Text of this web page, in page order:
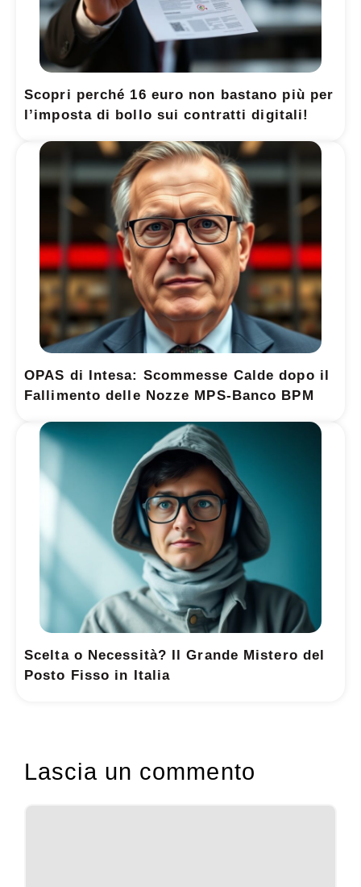
Scopri perché 16 euro non bastano più per
l’imposta di bollo sui contratti digitali!
OPAS di Intesa: Scommesse Calde dopo il
Fallimento delle Nozze MPS-Banco BPM
Scelta o Necessità? Il Grande Mistero del
Posto Fisso in Italia
Lascia un commento